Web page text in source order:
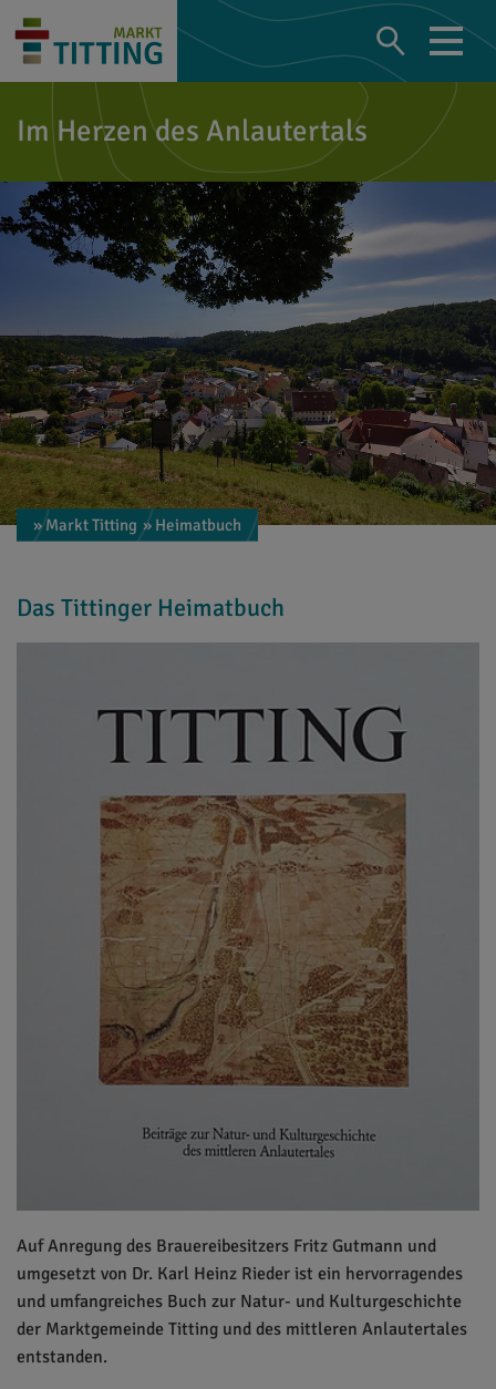
Im Herzen des Anlautertals
» Markt Titting » Heimatbuch
Das Tittinger Heimatbuch
Auf Anregung des Brauereibesitzers Fritz Gutmann und
umgesetzt von Dr. Karl Heinz Rieder ist ein hervorragendes
und umfangreiches Buch zur Natur- und Kulturgeschichte
der Marktgemeinde Titting und des mittleren Anlautertales
entstanden.